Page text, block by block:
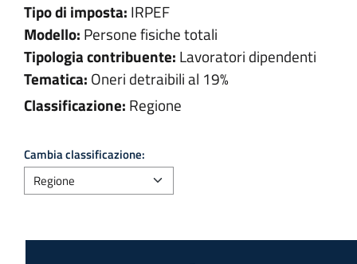
Tipo di imposta: IRPEF
Modello: Persone fisiche totali
Tipologia contribuente: Lavoratori dipendenti
Tematica: Oneri detraibili al 19%
Classificazione: Regione
Cambia classificazione: